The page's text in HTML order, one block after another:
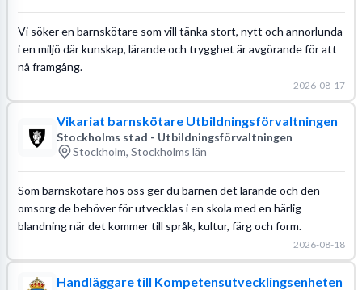
Vi söker en barnskötare som vill tänka stort, nytt och annorlunda
i en miljö där kunskap, lärande och trygghet är avgörande för att
nå framgång.
2026-08-17
Vikariat barnskötare Utbildningsförvaltningen
Stockholms stad - Utbildningsförvaltningen
Stockholm, Stockholms län
Som barnskötare hos oss ger du barnen det lärande och den
omsorg de behöver för utvecklas i en skola med en härlig
blandning när det kommer till språk, kultur, färg och form.
2026-08-18
Handläggare till Kompetensutvecklingsenheten